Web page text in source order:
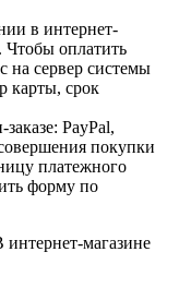
в интернет-
Чтобы оплатить
на сервер системы
карты, срок
PayPal,
покупки
платежного
форму по
интернет-магазине